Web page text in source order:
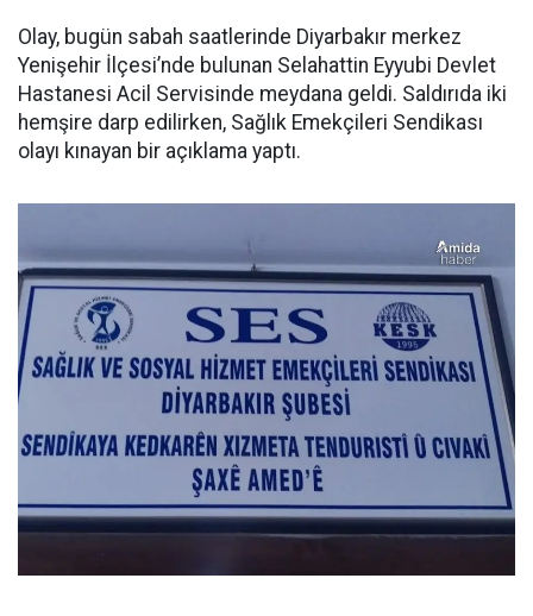
Olay, bugün sabah saatlerinde Diyarbakır merkez
Yenişehir İlçesi’nde bulunan Selahattin Eyyubi Devlet
Hastanesi Acil Servisinde meydana geldi. Saldırıda iki
hemşire darp edilirken, Sağlık Emekçileri Sendikası
olayı kınayan bir açıklama yaptı.